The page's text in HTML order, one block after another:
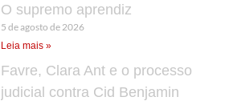
O supremo aprendiz
5 de agosto de 2026
Leia mais »
Favre, Clara Ant e o processo
judicial contra Cid Benjamin